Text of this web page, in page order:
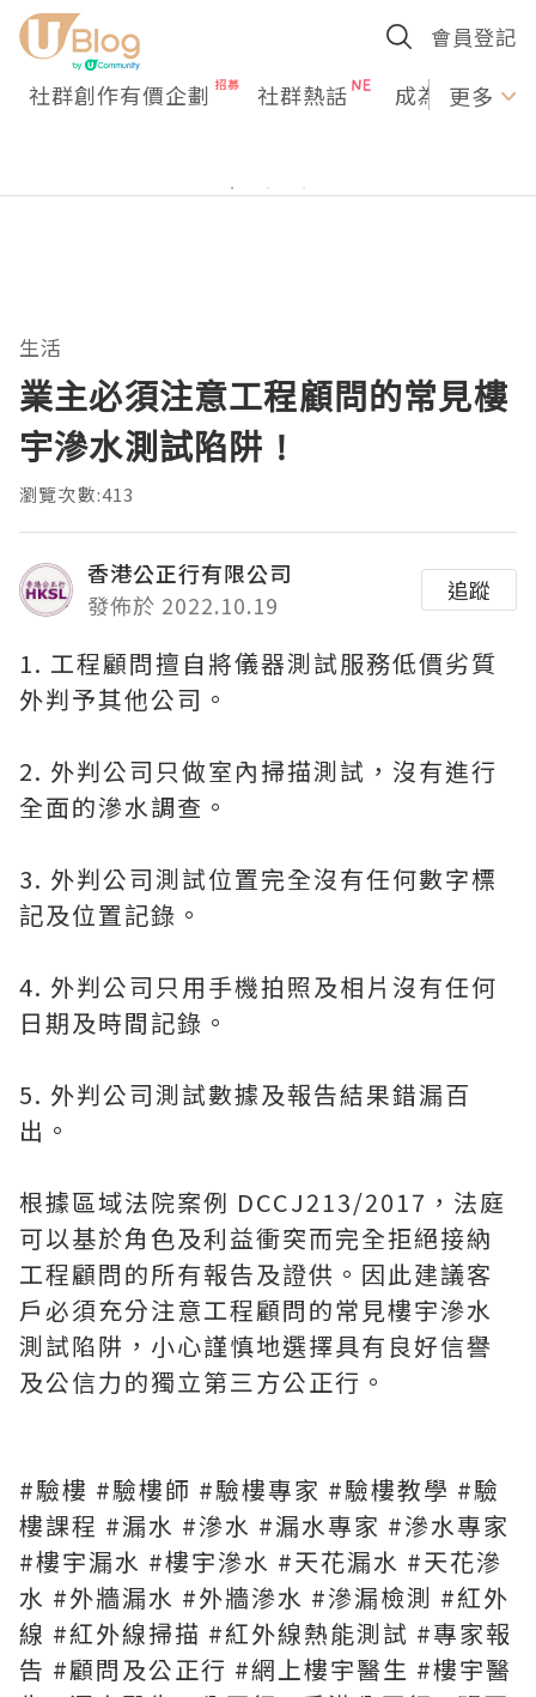
會員登記
社群創作有價企劃 社群熱話 成為U更多
生活
業主必須注意工程顧問的常見樓
宇滲水測試陷阱 !
瀏覽次數:413
香港公正行有限公司
發佈於 2022.10.19
追蹤
1. 工程顧問擅自將儀器測試服務低價劣質
外判予其他公司。
2. 外判公司只做室內掃描測試，沒有進行
全面的滲水調查。
3. 外判公司測試位置完全沒有任何數字標
記及位置記錄。
4. 外判公司只用手機拍照及相片沒有任何
日期及時間記錄。
5. 外判公司測試數據及報告結果錯漏百
出。
根據區域法院案例 DCCJ213/2017，法庭
可以基於角色及利益衝突而完全拒絕接納
工程顧問的所有報告及證供。因此建議客
戶必須充分注意工程顧問的常見樓宇滲水
測試陷阱，小心謹慎地選擇具有良好信譽
及公信力的獨立第三方公正行。
#驗樓 #驗樓師 #驗樓專家 #驗樓教學 #驗
樓課程 #漏水 #滲水 #漏水專家 #滲水專家
#樓宇漏水 #樓宇滲水 #天花漏水 #天花滲
水 #外牆漏水 #外牆滲水 #滲漏檢測 #紅外
線 #紅外線掃描 #紅外線熱能測試 #專家報
告 #顧問及公正行 #網上樓宇醫生 #樓宇醫